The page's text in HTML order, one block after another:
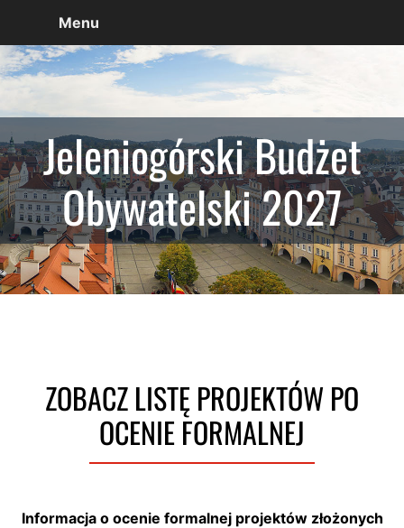
Menu
Jeleniogórski Budżet
Obywatelski 2027
ZOBACZ LISTĘ PROJEKTÓW PO
OCENIE FORMALNEJ
Informacja o ocenie formalnej projektów złożonych